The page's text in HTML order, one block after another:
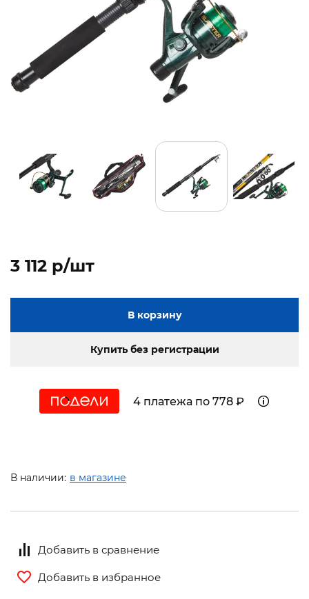
3 112 p/шт
В корзину
Купить без регистрации
4 платежа по 778 ₽
В наличии: в магазине
Добавить в сравнение
Добавить в избранное